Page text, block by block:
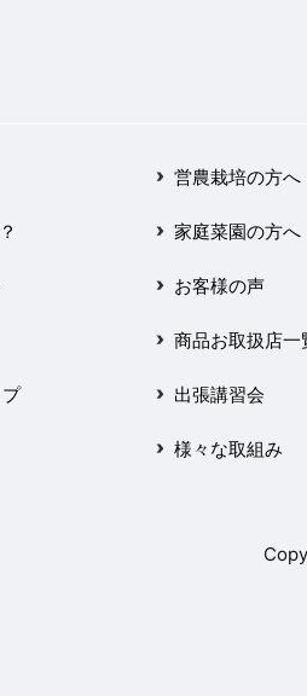
営農栽培の方へ
家庭菜園の方へ
お客様の声
商品お取扱店一
出張講習会
様々な取組み